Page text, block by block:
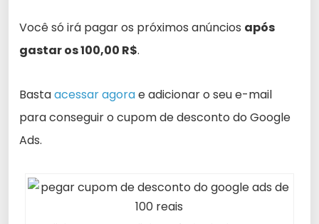
Você só irá pagar os próximos anúncios após
gastar os 100,00 R$.
Bastaacessar agorae adicionar o seu e-mail
para conseguir o cupom de desconto do Google
Ads.